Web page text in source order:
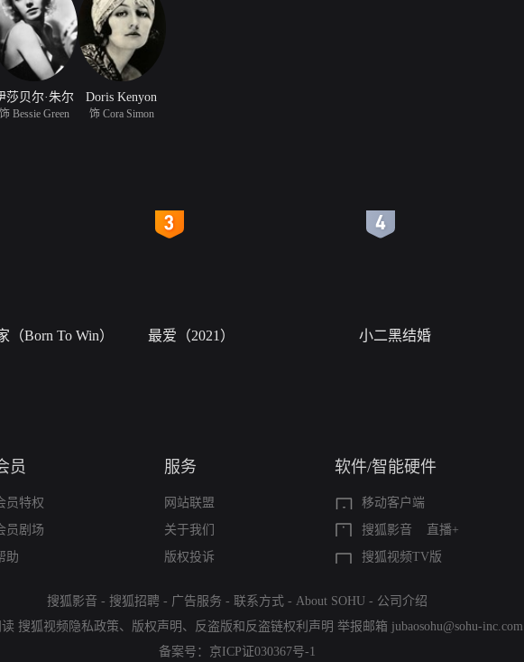
莎贝尔·朱尔
饰 Bessie Green
Doris Kenyon
饰 Cora Simon
（Born To Win） 最爱（2021） 小二黑结婚
员
员特权
员剧场
助
服务
网站联盟
关于我们
版权投诉
软件/智能硬件
移动客户端
搜狐影音
直播+
搜狐视频TV版
搜狐影音 - 搜狐招聘 - 广告服务 - 联系方式 - About SOHU - 公司介绍
搜狐视频隐私政策、 版权声明 、 反盗版和反盗链权利声明 举报邮箱 jubaosohu@sohu-inc.com
备案号： 京ICP证030367号-1